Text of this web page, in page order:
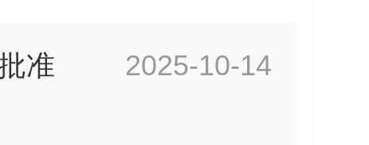
2025-10-14
准